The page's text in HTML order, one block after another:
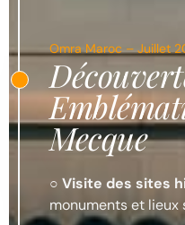
Omra Maroc – Juillet
Mecque
○ Visite des sites
monuments et lieux